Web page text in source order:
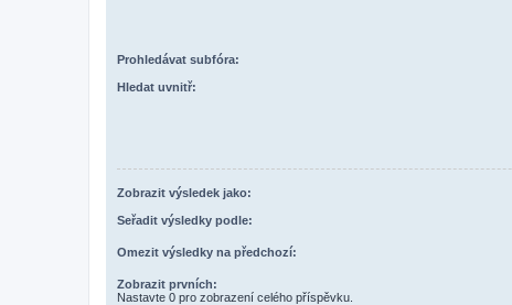
Prohledávat subfóra:
Hledat uvnitř:
Zobrazit výsledek jako:
Seřadit výsledky podle:
Omezit výsledky na předchozí:
Zobrazit prvních:
Nastavte 0 pro zobrazení celého příspěvku.